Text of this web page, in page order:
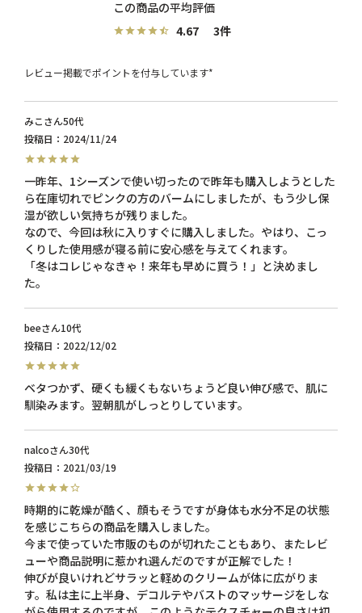
4.67 3
レビュー掲載でポイントを付与しています*
みこ
50代
投稿日
2024/11/24
一昨年、1シーズンで使い切ったので昨年も購入しようとした
ら在庫切れでピンクの方のバームにしましたが、もう少し保
湿が欲しい気持ちが残りました。
なので、今回は秋に入りすぐに購入しました。やはり、こっ
くりした使用感が寝る前に安心感を与えてくれます。
「冬はコレじゃなきゃ！来年も早めに買う！」と決めまし
た。
bee
10代
投稿日
2022/12/02
ベタつかず、硬くも緩くもないちょうど良い伸び感で、肌に
馴染みます。翌朝肌がしっとりしています。
nalco
30代
投稿日
2021/03/19
時期的に乾燥が酷く、顔もそうですが身体も水分不足の状態
を感じこちらの商品を購入しました。
今まで使っていた市販のものが切れたこともあり、またレビ
ューや商品説明に惹かれ選んだのですが正解でした！
伸びが良いけれどサラッと軽めのクリームが体に広がりま
す。私は主に上半身、デコルテやバストのマッサージをしな